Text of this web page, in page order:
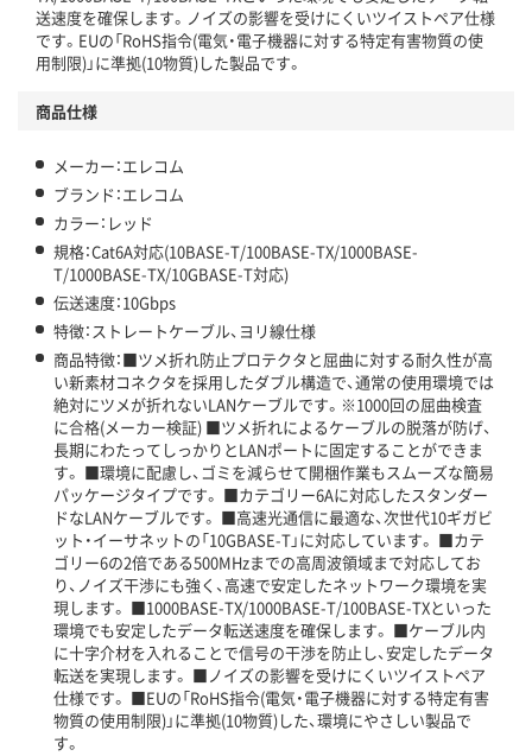
送速度を確保します。ノイズの影響を受けにくいツイストペア仕様
です。EUの「RoHS指令(電気・電子機器に対する特定有害物質の使
用制限)」に準拠(10物質)した製品です。
商品仕様
メーカー：エレコム
ブランド：エレコム
カラー：レッド
規格：Cat6A対応(10BASE-T/100BASE-TX/1000BASE-
T/1000BASE-TX/10GBASE-T対応)
伝送速度：10Gbps
特徴：ストレートケーブル、ヨリ線仕様
商品特徴：■ツメ折れ防止プロテクタと屈曲に対する耐久性が高
い新素材コネクタを採用したダブル構造で、通常の使用環境では
絶対にツメが折れないLANケーブルです。※1000回の屈曲検査
に合格(メーカー検証) ■ツメ折れによるケーブルの脱落が防げ、
長期にわたってしっかりとLANポートに固定することができま
す。 ■環境に配慮し、ゴミを減らせて開梱作業もスムーズな簡易
パッケージタイプです。 ■カテゴリー6Aに対応したスタンダー
ドなLANケーブルです。 ■高速光通信に最適な、次世代10ギガビ
ット・イーサネットの「10GBASE-T」に対応しています。 ■カテ
ゴリー6の2倍である500MHzまでの高周波領域まで対応してお
り、ノイズ干渉にも強く、高速で安定したネットワーク環境を実
現します。 ■1000BASE-TX/1000BASE-T/100BASE-TXといった
環境でも安定したデータ転送速度を確保します。 ■ケーブル内
に十字介材を入れることで信号の干渉を防止し、安定したデータ
転送を実現します。 ■ノイズの影響を受けにくいツイストペア
仕様です。 ■EUの「RoHS指令(電気・電子機器に対する特定有害
物質の使用制限)」に準拠(10物質)した、環境にやさしい製品で
す。